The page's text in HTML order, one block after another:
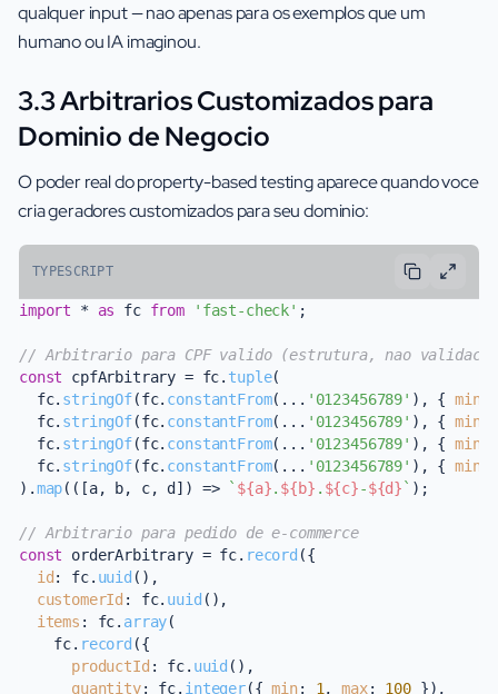
qualquer input — nao apenas para os exemplos que um
humano ou IA imaginou.
3.3 Arbitrarios Customizados para
Dominio de Negocio
O poder real do property-based testing aparece quando voce
cria geradores customizados para seu dominio:
TYPESCRIPT
import * as fc from 'fast-check' ;
// Arbitrario para CPF valido (estrutura, nao
const cpfArbitrary = fc. tuple(
  fc.
stringOf(fc. constantFrom(... '0123456789' ), {
  fc.
stringOf(fc. constantFrom(... '0123456789' ), {
  fc.
stringOf(fc. constantFrom(... '0123456789' ), {
  fc.
stringOf(fc. constantFrom(... '0123456789' ), {
).map( ( [a, b, c, d] ) => ` ${a}. ${b} . ${c}-${d} ` );
// Arbitrario para pedido de e-commerce
const orderArbitrary = fc. record ({
id : fc. uuid (),
customerId : fc. uuid (),
items : fc. array(
    fc.
record ({
productId : fc. uuid (),
quantity: fc. integer({ min: 1 , max: 100 }),